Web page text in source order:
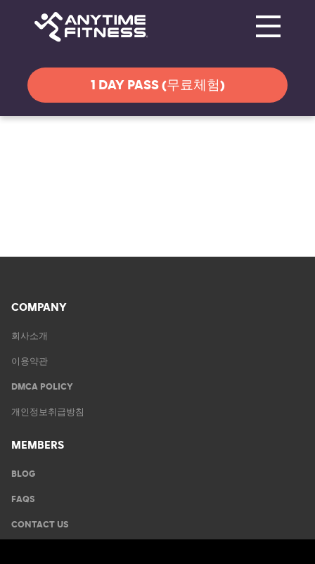
1 DAY PASS (무료체험)
COMPANY
회사소개
이용약관
DMCA POLICY
개인정보취급방침
MEMBERS
BLOG
FAQS
CONTACT US